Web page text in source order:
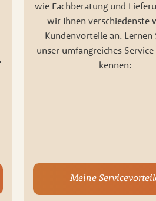
wie Fachberatung und
wir Ihnen verschiedenste
Kundenvorteile an. Lernen
unser umfangreiches
kennen:
Meine